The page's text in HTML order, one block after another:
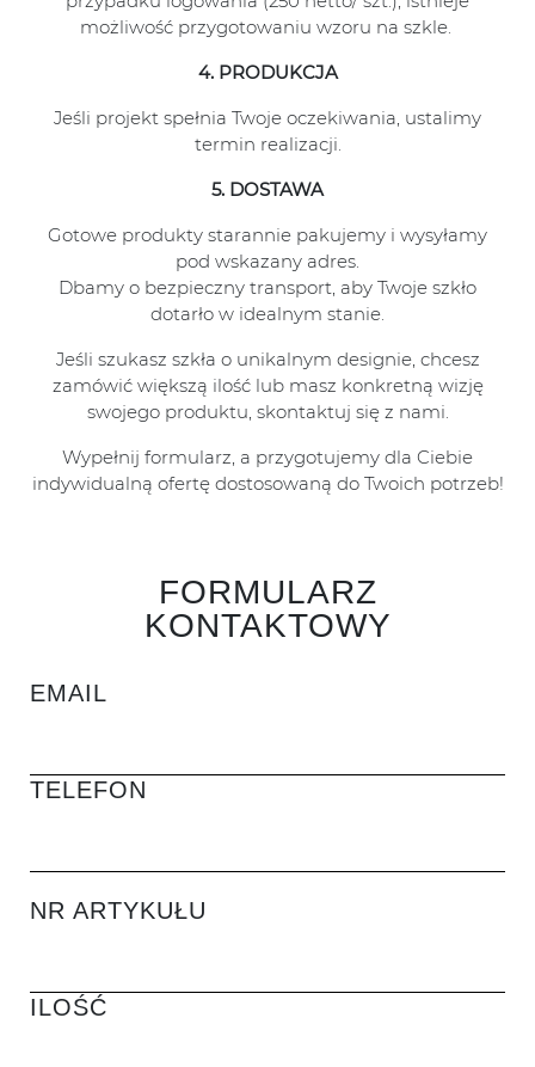
możliwość przygotowaniu wzoru na szkle.
4. PRODUKCJA
Jeśli projekt spełnia Twoje oczekiwania, ustalimy
termin realizacji.
5. DOSTAWA
Gotowe produkty starannie pakujemy i wysyłamy
pod wskazany adres.
Dbamy o bezpieczny transport, aby Twoje szkło
dotarło w idealnym stanie.
Jeśli szukasz szkła o unikalnym designie, chcesz
zamówić większą ilość lub masz konkretną wizję
swojego produktu, skontaktuj się z nami.
Wypełnij formularz, a przygotujemy dla Ciebie
indywidualną ofertę dostosowaną do Twoich potrzeb!
FORMULARZ
KONTAKTOWY
EMAIL
TELEFON
NR ARTYKUŁU
ILOŚĆ